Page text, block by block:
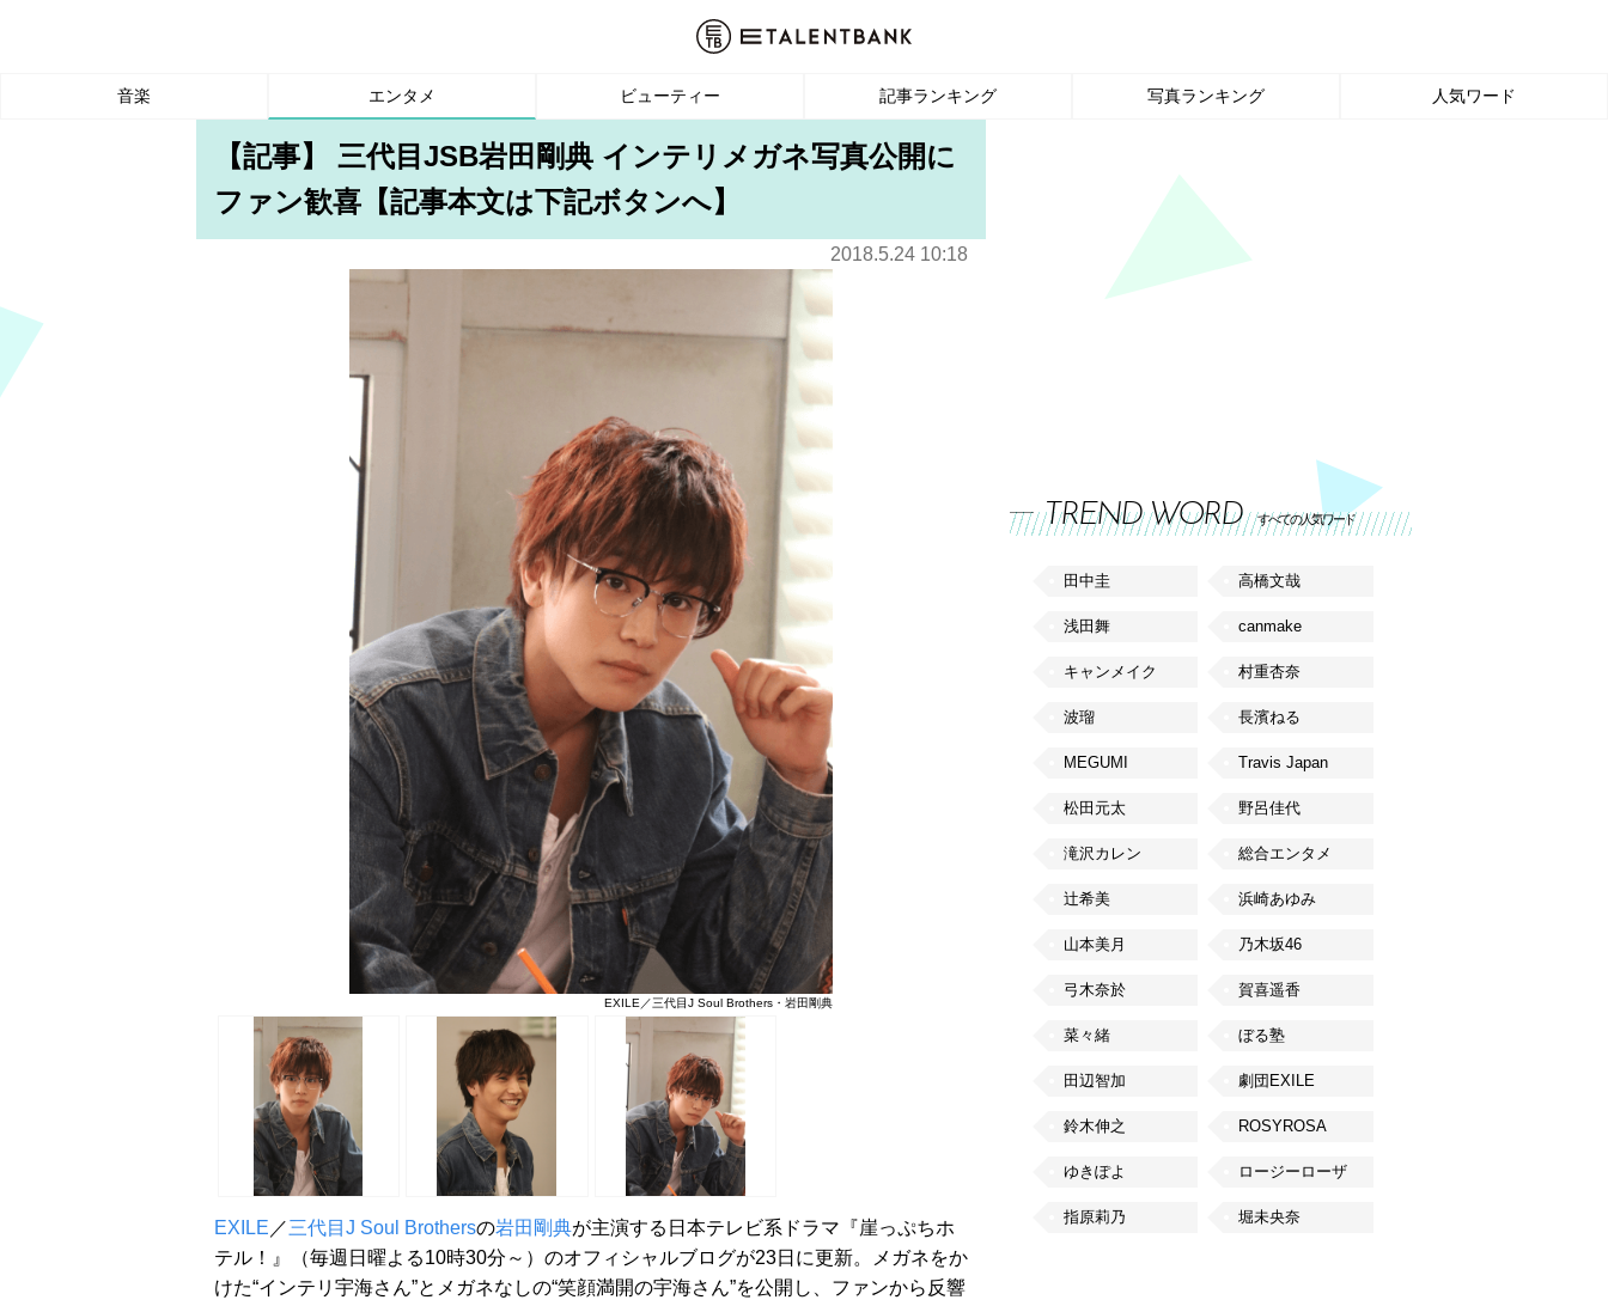
音楽 エンタメ ビューティー 記事ランキング 写真ランキング 人気ワード
【記事】 三代目JSB岩田剛典 インテリメガネ写真公開に
ファン歓喜【記事本文は下記ボタンへ】
2018.5.24 10:18
EXILE／三代目J Soul Brothers・岩田剛典
EXILE ／三代目J Soul Brothersの岩田剛典が主演する日本テレビ系ドラマ『崖っぷちホ
テル！』（毎週日曜よる10時30分～）のオフィシャルブログが23日に更新。メガネをか
けた“インテリ宇海さん”とメガネなしの“笑顔満開の宇海さん”を公開し、ファンから反響
TREND WORD すべての人気ワード
田中圭 高橋文哉
浅田舞 canmake
キャンメイク 村重杏奈
波瑠 長濱ねる
MEGUMI Travis Japan
松田元太 野呂佳代
滝沢カレン 総合エンタメ
辻希美 浜崎あゆみ
山本美月 乃木坂46
弓木奈於 賀喜遥香
菜々緒 ぼる塾
田辺智加 劇団EXILE
鈴木伸之 ROSYROSA
ゆきぽよ ロージーローザ
指原莉乃 堀未央奈